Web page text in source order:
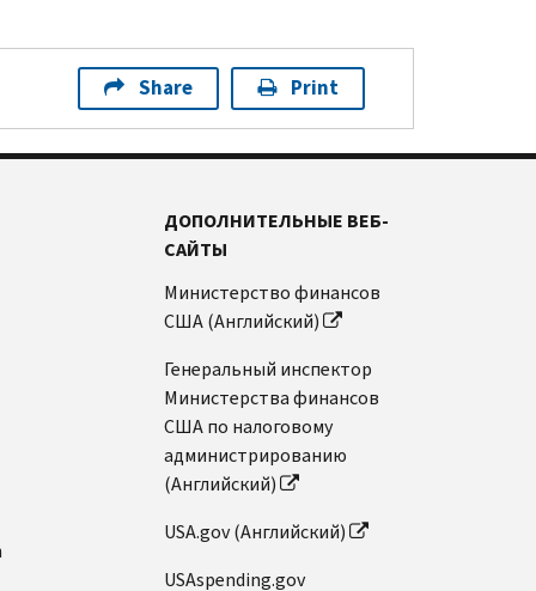
Share Print
ДОПОЛНИТЕЛЬНЫЕ ВЕБ-
САЙТЫ
Министерство финансов
США (Английский)
Генеральный инспектор
Министерства финансов
США по налоговому
администрированию
(Английский)
USA.gov (Английский)
USAspending.gov